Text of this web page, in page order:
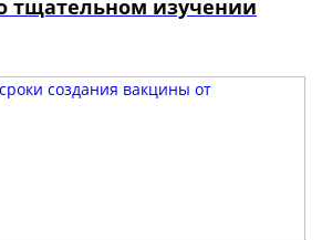
тщательном изучении